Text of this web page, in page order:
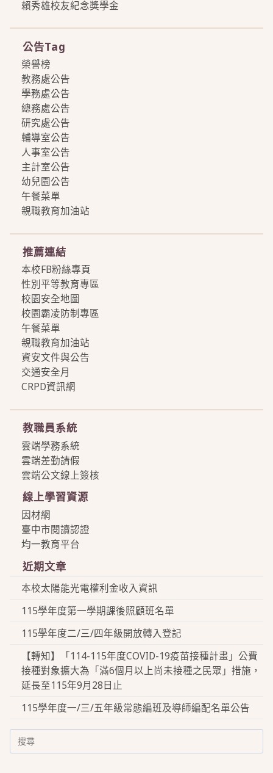
賴秀雄校友紀念獎學金
公告Tag
榮譽榜
教務處公告
學務處公告
總務處公告
研究處公告
輔導室公告
人事室公告
主計室公告
幼兒園公告
午餐菜單
親職教育加油站
推薦連結
本校FB粉絲專頁
性別平等教育專區
校園安全地圖
校園霸凌防制專區
午餐菜單
親職教育加油站
資安文件與公告
交通安全月
CRPD資訊網
教職員系統
雲端學務系統
雲端差勤請假
雲端公文線上簽核
線上學習資源
因材網
臺中市閱讀認證
均一教育平台
近期文章
本校太陽能光電權利金收入資訊
115學年度第一學期課後照顧班名單
115學年度二/三/四年級開放轉入登記
【轉知】「114-115年度COVID-19疫苗接種計畫」公費
接種對象擴大為「滿6個月以上尚未接種之民眾」措施，
延長至115年9月28日止
115學年度一/三/五年級常態編班及導師編配名單公告
Search
for: